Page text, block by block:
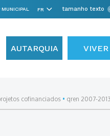
MUNICIPAL tamanho texto
AUTARQUIA VIVER
cofinanciados• qren 2007-2013